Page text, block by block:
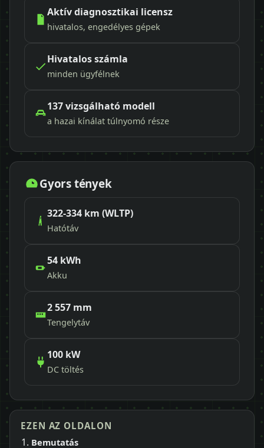
Aktív diagnosztikai licensz
hivatalos, engedélyes gépek
Hivatalos számla
minden ügyfélnek
137 vizsgálható modell
a hazai kínálat túlnyomó része
Gyors tények
322-334 km (WLTP)
Hatótáv
54 kWh
Akku
2 557 mm
Tengelytáv
100 kW
DC töltés
EZEN AZ OLDALON
Bemutatás